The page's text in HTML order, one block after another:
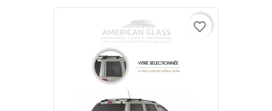
favorite_border